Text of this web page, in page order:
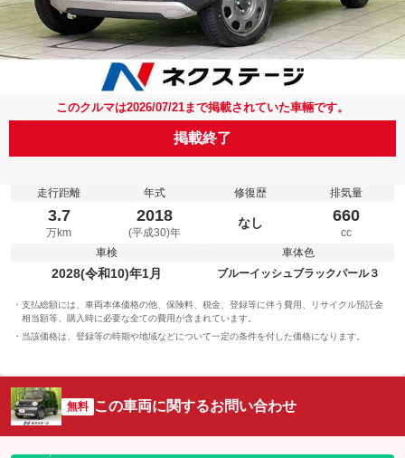
このクルマは2026/07/21まで掲載されていた車輛です。
掲載終了
走行距離
3.7
万km
年式
2018
(平成30)年
修復歴
なし
排気量
660
cc
車検
2028(令和10)年1月
車体色
ブルーイッシュブラックパール３
支払総額には、車両本体価格の他、保険料、税金、登録等に伴う費用、リサイクル預託金
相当額等、購入時に必要な全ての費用が含まれています。
当該価格は、登録等の時期や地域などについて一定の条件を付した価格になります。
無料 この車両に関するお問い合わせ